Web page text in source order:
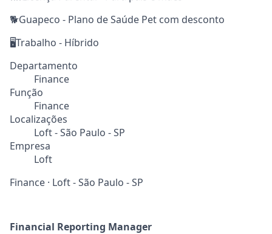
🐕Guapeco - Plano de Saúde Pet com desconto
🖥️Trabalho - Híbrido
Departamento
Finance
Função
Finance
Localizações
Loft - São Paulo - SP
Empresa
Loft
Finance · Loft - São Paulo - SP
Financial Reporting Manager